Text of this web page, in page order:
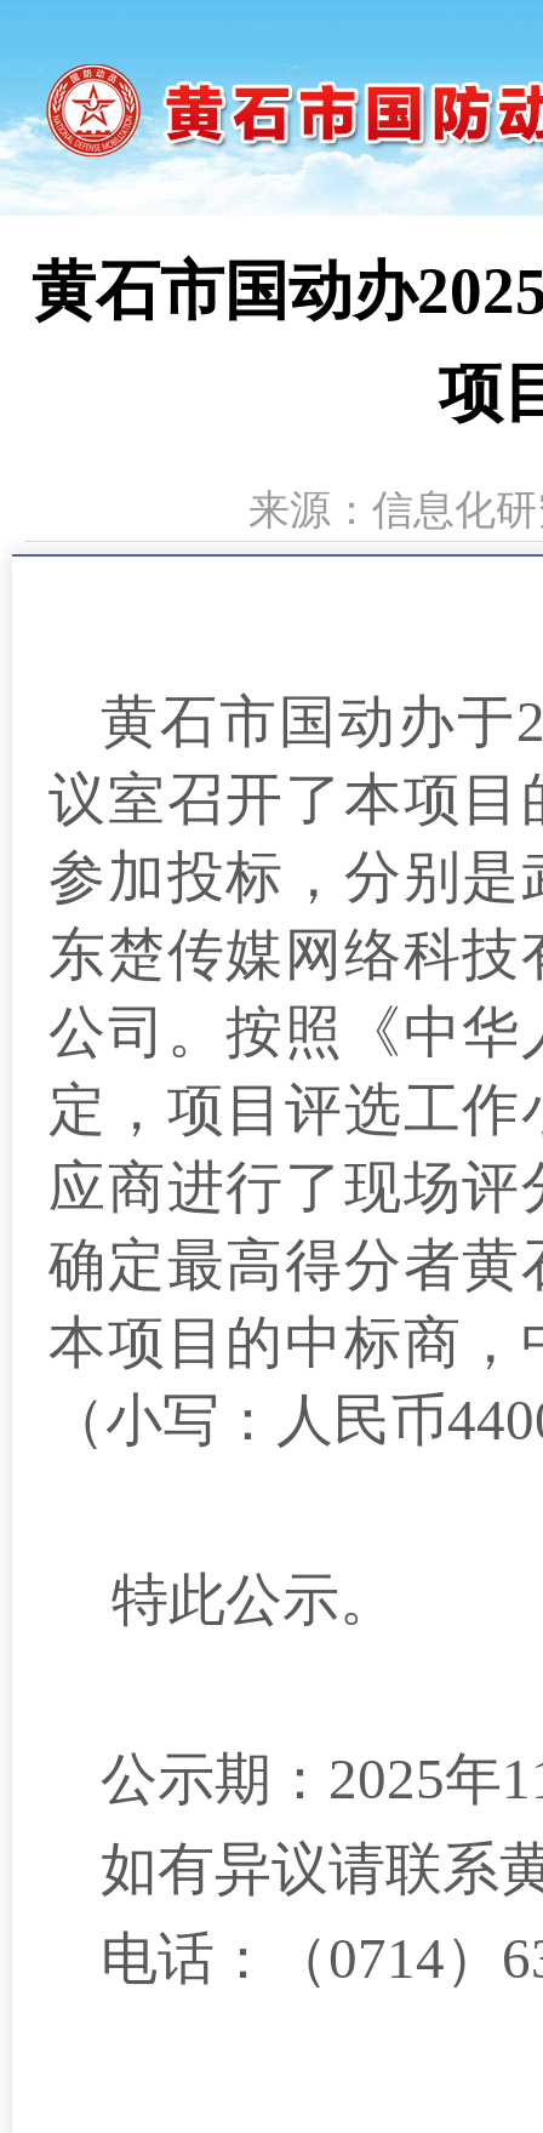
黄石市国动办
项
来源：信息化
黄石市 国动办于
议室召开了本项目
参加投标， 分别是
东楚传媒网络科
公司。按照
《中
定，项目评选工作
应商进行了现场评
确定最高得分者
本项目的中标商
（小写：人民币
特此公示。
公示期：2025年
如有异议请联系
电话：（0714）